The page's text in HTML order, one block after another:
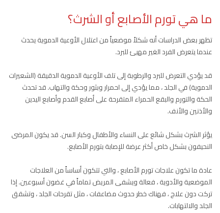
ما هي تورم الأصابع أو الشرث؟
تظهر بعض الدراسات أنه شكلاً موضعياً من اعتلال الأوعية الدموية يحدث
عندما يتعرض الفرد الغير مهيئ للبرد.
قد يؤدي التعرض للبرد والرطوبة إلى تلف الأوعية الدموية الدقيقة (الشعيرات
الدموية) في الجلد ، مما يؤدي إلى احمرار وبثور وحكة والتهاب. قد تحدث
الحكة والتورم والبقع الحمراء المتقرحة على أصابع القدم وأصابع اليدين
والأذنين والأنف.
يؤثر الشرث بشكل شائع على النساء والأطفال وكبار السن. قد يكون المرضى
النحيفون بشكل خاص أكثر عرضة للإصابة بتورم الأصابع.
عادة ما تكون علاجات تورم الأصابع ، والتي تتكون أساساً من العلاجات
الموضعية والأدوية ، فعالة ويشفى المريض تماماً في غضون أسبوعين. إذا
تركت دون علاج ، فهناك خطر حدوث مضاعفات ، مثل تقرحات الجلد ، وتشقق
الجلد والالتهابات.